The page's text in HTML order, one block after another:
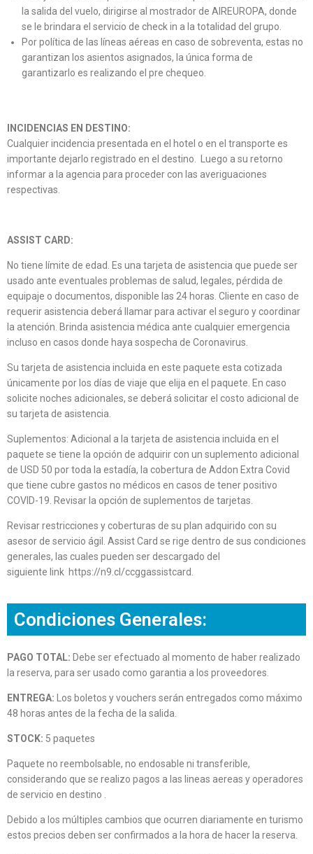
la salida del vuelo, dirigirse al mostrador de AIREUROPA, donde
se le brindara el servicio de check in a la totalidad del grupo.
Por política de las líneas aéreas en caso de sobreventa, estas no
garantizan los asientos asignados, la única forma de
garantizarlo es realizando el pre chequeo.
INCIDENCIAS EN DESTINO:
Cualquier incidencia presentada en el hotel o en el transporte es
importante dejarlo registrado en el destino. Luego a su retorno
informar a la agencia para proceder con las averiguaciones
respectivas.
ASSIST CARD:
No tiene límite de edad. Es una tarjeta de asistencia que puede ser
usado ante eventuales problemas de salud, legales, pérdida de
equipaje o documentos, disponible las 24 horas. Cliente en caso de
requerir asistencia deberá llamar para activar el seguro y coordinar
la atención. Brinda asistencia médica ante cualquier emergencia
incluso en casos donde haya sospecha de Coronavirus.
Su tarjeta de asistencia incluida en este paquete esta cotizada
únicamente por los días de viaje que elija en el paquete. En caso
solicite noches adicionales, se deberá solicitar el costo adicional de
su tarjeta de asistencia.
Suplementos: Adicional a la tarjeta de asistencia incluida en el
paquete se tiene la opción de adquirir con un suplemento adicional
de USD 50 por toda la estadía, la cobertura de Addon Extra Covid
que tiene cubre gastos no médicos en casos de tener positivo
COVID-19. Revisar la opción de suplementos de tarjetas.
Revisar restricciones y coberturas de su plan adquirido con su
asesor de servicio ágil. Assist Card se rige dentro de sus condiciones
generales, las cuales pueden ser descargado del
siguiente link https://n9.cl/ccggassistcard.
Condiciones Generales:
PAGO TOTAL: Debe ser efectuado al momento de haber realizado
la reserva, para ser usado como garantia a los proveedores.
ENTREGA: Los boletos y vouchers serán entregados como máximo
48 horas antes de la fecha de la salida.
STOCK: 5 paquetes
Paquete no reembolsable, no endosable ni transferible,
considerando que se realizo pagos a las lineas aereas y operadores
de servicio en destino .
Debido a los múltiples cambios que ocurren diariamente en turismo
estos precios deben ser confirmados a la hora de hacer la reserva.